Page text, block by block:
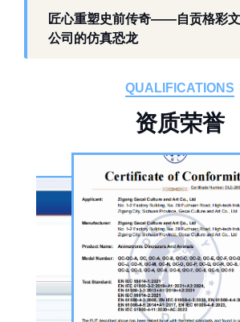
工厂生产基础 构建恐龙产业全链服
作为开展史前仿真模型生产的恐龙
板仓工业园，拥有标准化生产车
品的恐龙制作公司。公司采用按
从前期方案设计、场景规划，到
择、工序制作，再到后期运输配
调试，形成全流程服务，可用于
旅景区、科普展馆、商业广场、
庆活动等场景。
公司核心业务为仿真恐龙制作，
匠心重塑史前传奇——自贡格彩
公司的仿真恐龙
QUALIFICATIONS
资质荣誉